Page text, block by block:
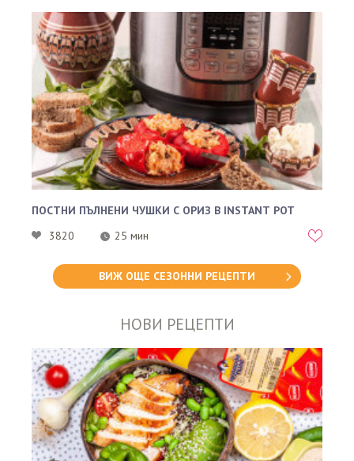
ПОСТНИ ПЪЛНЕНИ ЧУШКИ С ОРИЗ В INSTANT POT
3820
25 мин
ВИЖ ОЩЕ СЕЗОННИ РЕЦЕПТИ
НОВИ РЕЦЕПТИ